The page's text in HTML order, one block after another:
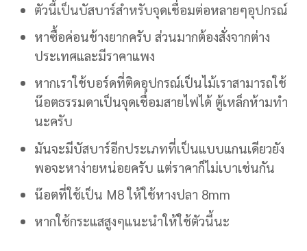
ตัวนี้เป็นบัสบาร์สำหรับจุดเชื่อมต่อหลายๆอุปกรณ์
หาซื้อค่อนข้างยากครับ ส่วนมากต้องสั่งจากต่าง
ประเทศและมีราคาแพง
หากเราใช้บอร์ดที่ติดอุปกรณ์เป็นไม้เราสามารถใช้
น๊อตธรรมดาเป็นจุดเชื่อมสายไฟได้ ตู้เหล็กห้ามทำ
นะครับ
มันจะมีบัสบาร์อีกประเภทที่เป็นแบบแกนเดียวยัง
พอจะหาง่ายหน่อยครับ แต่ราคาก็ไม่เบาเช่นกัน
น๊อตที่ใช้เป็น M8 ให้ใช้หางปลา 8mm
หากใช้กระแสสูงๆแนะนำให้ใช้ตัวนี้นะ